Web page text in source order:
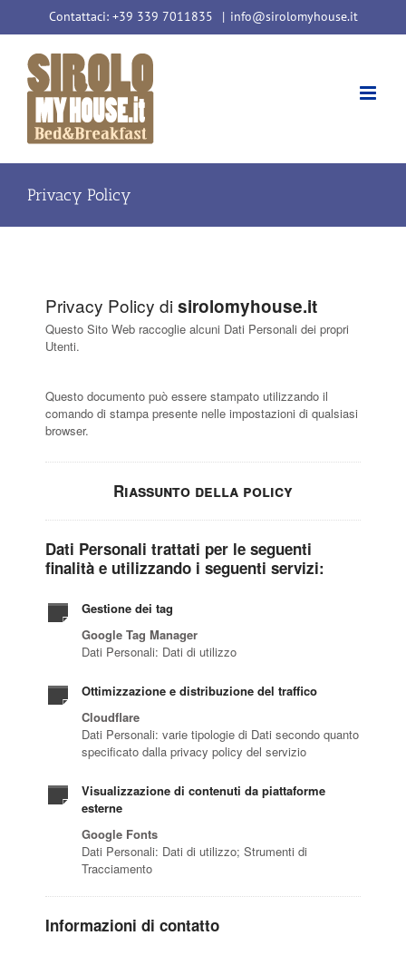
al
contenuto
Contattaci: +39 339 7011835 | info@sirolomyhouse.it
Privacy Policy
Privacy Policy di sirolomyhouse.it
Questo Sito Web raccoglie alcuni Dati Personali dei propri
Utenti.
Questo documento può essere stampato utilizzando il
comando di stampa presente nelle impostazioni di qualsiasi
browser.
Riassunto della policy
Dati Personali trattati per le seguenti
finalità e utilizzando i seguenti servizi:
Gestione dei tag
Google Tag Manager
Dati Personali: Dati di utilizzo
Ottimizzazione e distribuzione del traffico
Cloudflare
Dati Personali: varie tipologie di Dati secondo quanto
specificato dalla privacy policy del servizio
Visualizzazione di contenuti da piattaforme
esterne
Google Fonts
Dati Personali: Dati di utilizzo; Strumenti di
Tracciamento
Informazioni di contatto